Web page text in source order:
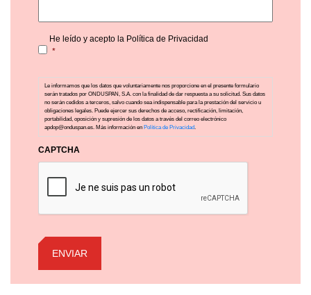
Consentimiento *
He leído y acepto la Política de Privacidad
*
Le informamos que los datos que voluntariamente nos proporcione en el presente formulario
serán tratados por ONDUSPAN, S.A. con la finalidad de dar respuesta a su solicitud. Sus datos
no serán cedidos a terceros, salvo cuando sea indispensable para la prestación del servicio u
obligaciones legales. Puede ejercer sus derechos de acceso, rectificación, limitación,
portabilidad, oposición y supresión de los datos a través del correo electrónico
apdop@onduspan.es. Más información en Política de Privacidad
CAPTCHA